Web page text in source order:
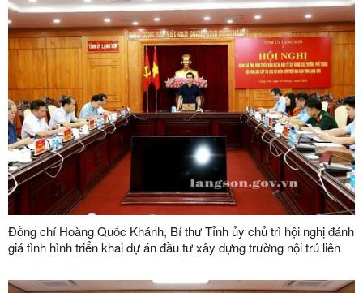
Đồng chí Hoàng Quốc Khánh, Bí thư Tỉnh ủy chủ trì hội nghị đánh
giá tình hình triển khai dự án đầu tư xây dựng trường nội trú liên